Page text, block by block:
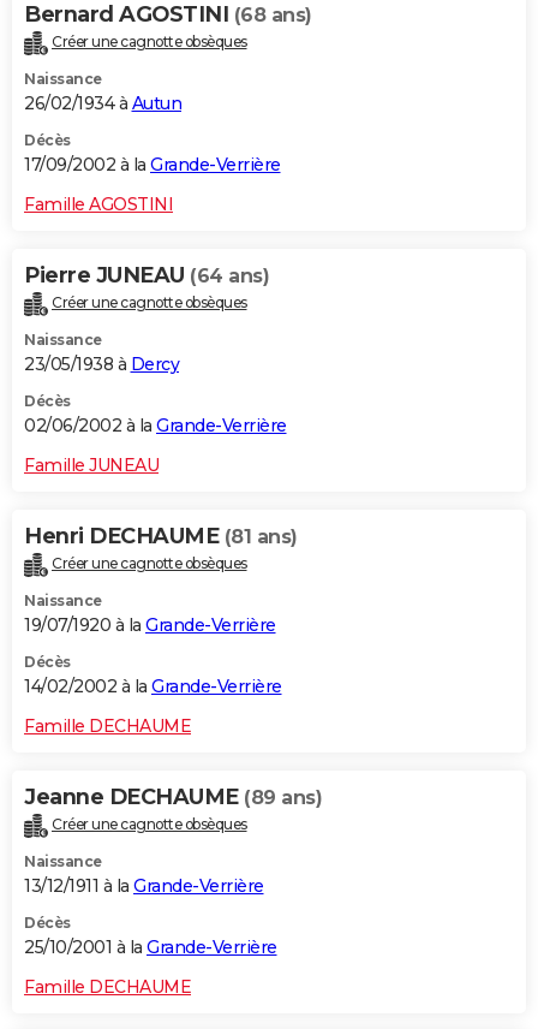
Bernard AGOSTINI (68 ans)
Créer une cagnotte obsèques
Naissance
26/02/1934 à Autun
Décès
17/09/2002 à la Grande-Verrière
Famille AGOSTINI
Pierre JUNEAU (64 ans)
Créer une cagnotte obsèques
Naissance
23/05/1938 à Dercy
Décès
02/06/2002 à la Grande-Verrière
Famille JUNEAU
Henri DECHAUME (81 ans)
Créer une cagnotte obsèques
Naissance
19/07/1920 à la Grande-Verrière
Décès
14/02/2002 à la Grande-Verrière
Famille DECHAUME
Jeanne DECHAUME (89 ans)
Créer une cagnotte obsèques
Naissance
13/12/1911 à la Grande-Verrière
Décès
25/10/2001 à la Grande-Verrière
Famille DECHAUME